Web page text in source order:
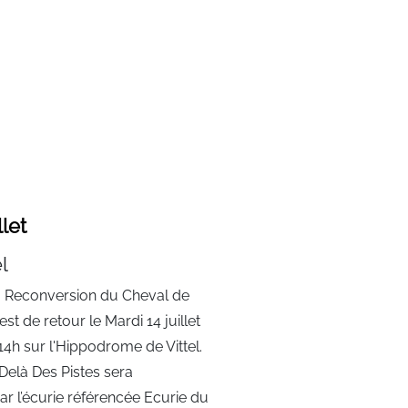
du Cheval de
de retour le Mardi 14 juillet
sur l'Hippodrome de Vittel.
Des Pistes sera
l’écurie référencée Ecurie du